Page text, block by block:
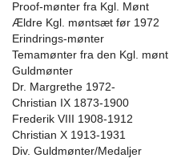
Proof-mønter fra Kgl. Mønt
Ældre Kgl. møntsæt før 1972
Erindrings-mønter
Temamønter fra den Kgl. mønt
Guldmønter
Dr. Margrethe 1972-
Christian IX 1873-1900
Frederik VIII 1908-1912
Christian X 1913-1931
Div. Guldmønter/Medaljer